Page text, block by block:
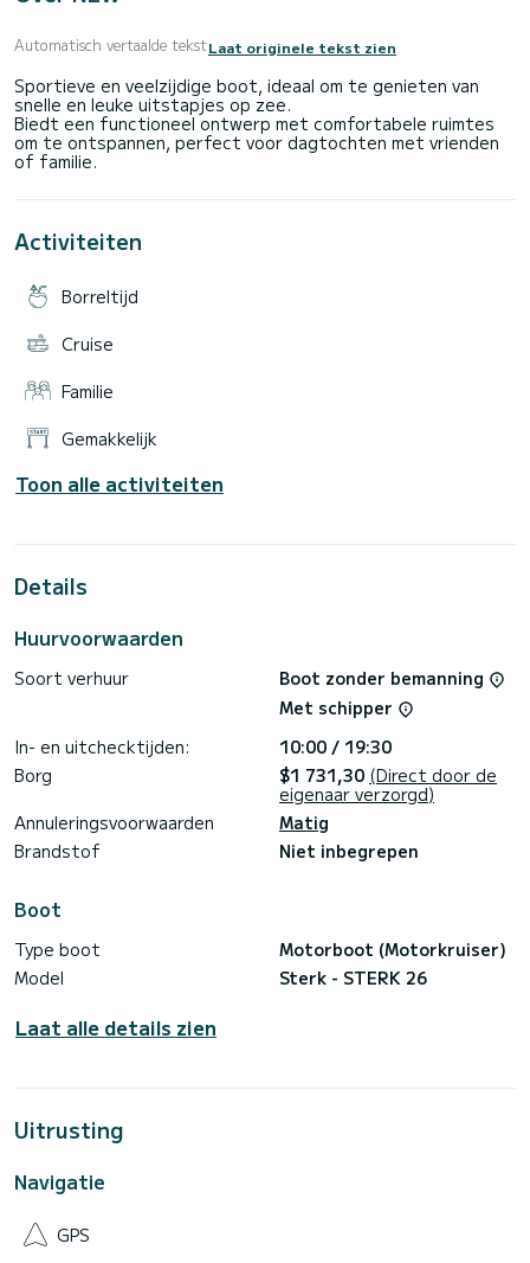
Automatisch vertaalde tekstLaat originele tekst zien
Sportieve en veelzijdige boot, ideaal om te genieten van
snelle en leuke uitstapjes op zee.
Biedt een functioneel ontwerp met comfortabele ruimtes
om te ontspannen, perfect voor dagtochten met vrienden
Activiteiten
Borreltijd
Cruise
Familie
Gemakkelijk
Toon alle activiteiten
Details
Huurvoorwaarden
Soort verhuur
Boot zonder bemanning
Met schipper
In- en uitchecktijden:
10:00 / 19:30
Borg
$1 731,30 (Direct door de
eigenaar verzorgd)
Annuleringsvoorwaarden
Matig
Brandstof
Niet inbegrepen
Boot
Type boot
Motorboot (Motorkruiser)
Model
Sterk - STERK 26
Laat alle details zien
Uitrusting
Navigatie
GPS